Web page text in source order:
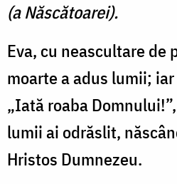
(a Născătoarei).
Eva, cu neascultare de
moarte a adus lumii;
„Iată roaba
lumii ai odrăslit,
Hristos Dumnezeu.